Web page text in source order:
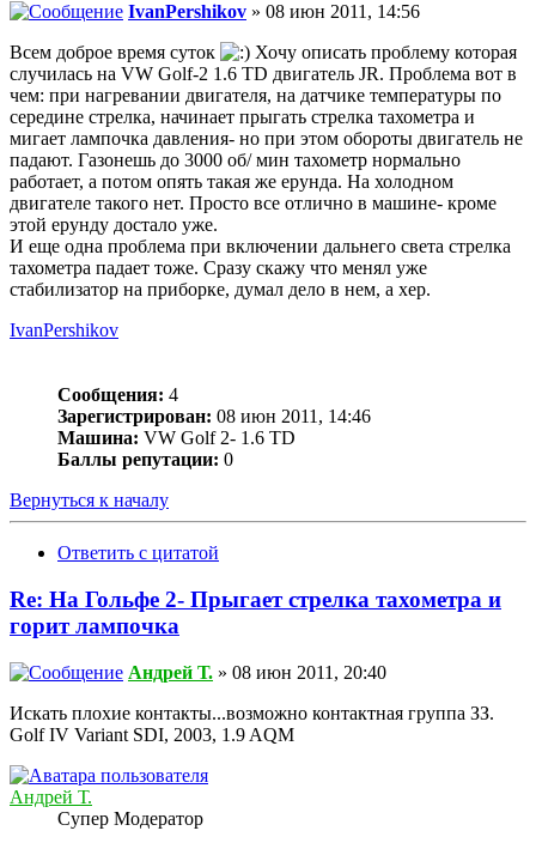
IvanPershikov » 08 июн 2011, 14:56
Всем доброе время суток
Хочу описать проблему которая
случилась на VW Golf-2 1.6 TD двигатель JR. Проблема вот в
чем: при нагревании двигателя, на датчике температуры по
середине стрелка, начинает прыгать стрелка тахометра и
мигает лампочка давления- но при этом обороты двигатель не
падают. Газонешь до 3000 об/ мин тахометр нормально
работает, а потом опять такая же ерунда. На холодном
двигателе такого нет. Просто все отлично в машине- кроме
этой ерунду достало уже.
И еще одна проблема при включении дальнего света стрелка
тахометра падает тоже. Сразу скажу что менял уже
стабилизатор на приборке, думал дело в нем, а хер.
IvanPershikov
Сообщения: 4
Зарегистрирован: 08 июн 2011, 14:46
Машина: VW Golf 2- 1.6 TD
Баллы репутации: 0
Вернуться к началу
Ответить с цитатой
Re: На Гольфе 2- Прыгает стрелка тахометра и
горит лампочка
Андрей Т. » 08 июн 2011, 20:40
Искать плохие контакты...возможно контактная группа ЗЗ.
Golf IV Variant SDI, 2003, 1.9 AQM
Андрей Т.
Супер Модератор